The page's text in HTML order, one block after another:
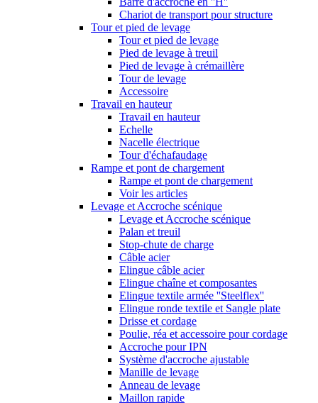
Chariot de transport pour structure
Tour et pied de levage
Tour et pied de levage
Pied de levage à treuil
Pied de levage à crémaillère
Tour de levage
Accessoire
Travail en hauteur
Travail en hauteur
Echelle
Nacelle électrique
Tour d'échafaudage
Rampe et pont de chargement
Rampe et pont de chargement
Voir les articles
Levage et Accroche scénique
Levage et Accroche scénique
Palan et treuil
Stop-chute de charge
Câble acier
Elingue câble acier
Elingue chaîne et composantes
Elingue textile armée ''Steelflex''
Elingue ronde textile et Sangle plate
Drisse et cordage
Poulie, réa et accessoire pour cordage
Accroche pour IPN
Système d'accroche ajustable
Manille de levage
Anneau de levage
Maillon rapide